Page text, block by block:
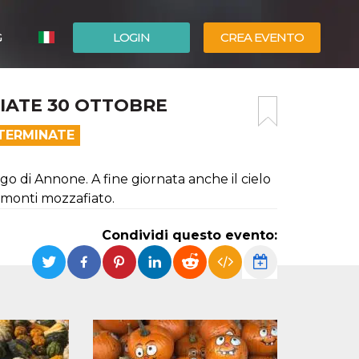
LOGIN CREA EVENTO
ENGLISH
30 OTTOBRE
di Annone. A fine giornata anche il cielo
mozzafiato.
Condividi questo evento: